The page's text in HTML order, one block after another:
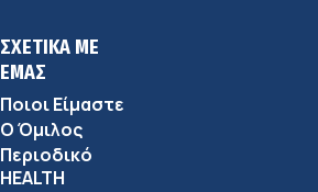
ΣΧΕΤΙΚΑ ΜΕ
ΕΜΑΣ
Ποιοι Είμαστε
Ο Όμιλος
Περιοδικό
HEALTH